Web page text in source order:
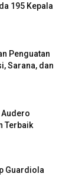
195 Kepala
Penguatan
Sarana, dan
Terbaik
Guardiola